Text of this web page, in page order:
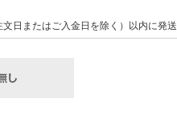
日またはご入金日を除く）以内に発送